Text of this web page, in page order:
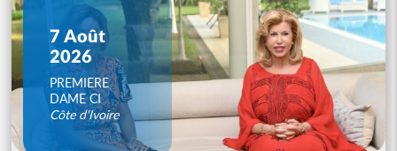
7 Août
2026
PREMIERE
DAME CI
Côte d'Ivoire